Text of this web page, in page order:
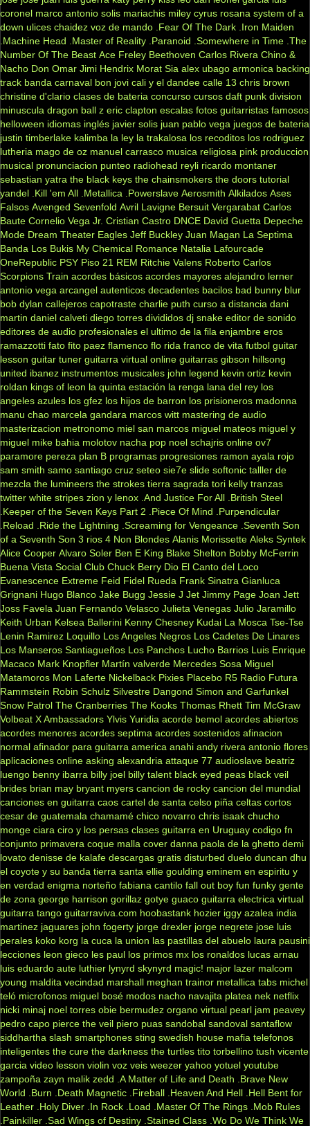
coronel marco antonio solis mariachis miley cyrus rosana system of a
down ulices chaidez voz de mando .Fear Of The Dark .Iron Maiden
.Machine Head
.Master of Reality .Paranoid .Somewhere in Time .The
Number Of The Beast Ace Freley Beethoven Carlos Rivera Chino &
Nacho Don Omar Jimi Hendrix Morat Sia alex ubago armonica backing
track banda carnaval bon jovi cali y el dandee calle 13 chris brown
christine d'clario clases de bateria concurso cursos daft punk division
minuscula dragon ball z eric clapton escalas fotos guitarristas famosos
helloween idiomas inglés javier solis juan pablo vega juegos de bateria
justin timberlake kalimba la ley la trakalosa los recoditos los rodriguez
lutheria mago de oz manuel carrasco musica religiosa pink produccion
musical pronunciacion punteo radiohead reyli ricardo montaner
sebastian yatra the black keys the chainsmokers the doors tutorial
yandel .Kill 'em All .Metallica .Powerslave Aerosmith Alkilados Ases
Falsos Avenged Sevenfold Avril Lavigne Bersuit Vergarabat Carlos
Baute Cornelio Vega Jr. Cristian Castro DNCE David Guetta Depeche
Mode Dream Theater Eagles Jeff Buckley Juan Magan La Septima
Banda Los Bukis My Chemical Romance Natalia Lafourcade
OneRepublic PSY Piso 21 REM Ritchie Valens Roberto Carlos
Scorpions Train acordes básicos acordes mayores alejandro lerner
antonio vega arcangel autenticos decadentes bacilos bad bunny blur
bob dylan callejeros capotraste charlie puth curso a distancia dani
martin daniel calveti diego torres divididos dj snake editor de sonido
editores de audio profesionales el ultimo de la fila enjambre eros
ramazzotti fato fito paez flamenco flo rida franco de vita futbol guitar
lesson guitar tuner guitarra virtual online guitarras gibson hillsong
united ibanez instrumentos musicales john legend kevin ortiz kevin
roldan kings of leon la quinta estación la renga lana del rey los
angeles azules los gfez los hijos de barron los prisioneros madonna
manu chao marcela gandara marcos witt mastering de audio
masterizacion metronomo miel san marcos miguel mateos miguel y
miguel mike bahia molotov nacha pop noel schajris online ov7
paramore pereza plan B programas progresiones ramon ayala rojo
sam smith samo santiago cruz seteo sie7e slide softonic talller de
mezcla the lumineers the strokes tierra sagrada tori kelly tranzas
twitter white stripes zion y lenox .And Justice For All .British Steel
.Keeper of the Seven Keys Part 2
.Piece Of Mind
.Purpendicular
.Reload
.Ride the Lightning .Screaming for Vengeance .Seventh Son
of a Seventh Son 3 rios 4 Non Blondes Alanis Morissette Aleks Syntek
Alice Cooper Alvaro Soler Ben E King Blake Shelton Bobby McFerrin
Buena Vista Social Club Chuck Berry Dio El Canto del Loco
Evanescence Extreme Feid Fidel Rueda Frank Sinatra Gianluca
Grignani Hugo Blanco Jake Bugg Jessie J Jet Jimmy Page Joan Jett
Joss Favela Juan Fernando Velasco Julieta Venegas Julio Jaramillo
Keith Urban Kelsea Ballerini Kenny Chesney Kudai La Mosca Tse-Tse
Lenin Ramirez Loquillo Los Angeles Negros Los Cadetes De Linares
Los Manseros Santiagueños Los Panchos Lucho Barrios Luis Enrique
Macaco Mark Knopfler Martín valverde Mercedes Sosa Miguel
Matamoros Mon Laferte Nickelback Pixies Placebo R5 Radio Futura
Rammstein Robin Schulz Silvestre Dangond Simon and Garfunkel
Snow Patrol The Cranberries The Kooks Thomas Rhett Tim McGraw
Volbeat X Ambassadors Ylvis Yuridia acorde bemol acordes abiertos
acordes menores acordes septima acordes sostenidos afinacion
normal afinador para guitarra america anahi andy rivera antonio flores
aplicaciones online asking alexandria attaque 77 audioslave beatriz
luengo benny ibarra billy joel billy talent black eyed peas black veil
brides brian may bryant myers cancion de rocky cancion del mundial
canciones en guitarra caos cartel de santa celso piña celtas cortos
cesar de guatemala chamamé chico novarro chris isaak chucho
monge ciara ciro y los persas clases guitarra en Uruguay codigo fn
conjunto primavera coque malla cover danna paola de la ghetto demi
lovato denisse de kalafe descargas gratis disturbed duelo duncan dhu
el coyote y su banda tierra santa ellie goulding eminem en espiritu y
en verdad enigma norteño fabiana cantilo fall out boy fun funky gente
de zona george harrison gorillaz gotye guaco guitarra electrica virtual
guitarra tango guitarraviva.com hoobastank hozier iggy azalea india
martinez jaguares john fogerty jorge drexler jorge negrete jose luis
perales koko korg la cuca la union las pastillas del abuelo laura pausini
lecciones leon gieco les paul los primos mx los ronaldos lucas arnau
luis eduardo aute luthier lynyrd skynyrd magic! major lazer malcom
young maldita vecindad marshall meghan trainor metallica tabs michel
teló microfonos miguel bosé modos nacho navajita platea nek netflix
nicki minaj noel torres obie bermudez organo virtual pearl jam peavey
pedro capo pierce the veil piero puas sandobal sandoval santaflow
siddhartha slash smartphones sting swedish house mafia telefonos
inteligentes the cure the darkness the turtles tito torbellino tush vicente
garcia video lesson violin voz veis weezer yahoo yotuel youtube
zampoña zayn malik zedd .A Matter of Life and Death
.Brave New
World
.Burn .Death Magnetic .Fireball .Heaven And Hell .Hell Bent for
Leather .Holy Diver .In Rock .Load .Master Of The Rings .Mob Rules
.Painkiller .Sad Wings of Destiny .Stained Class .Wo Do We Think We